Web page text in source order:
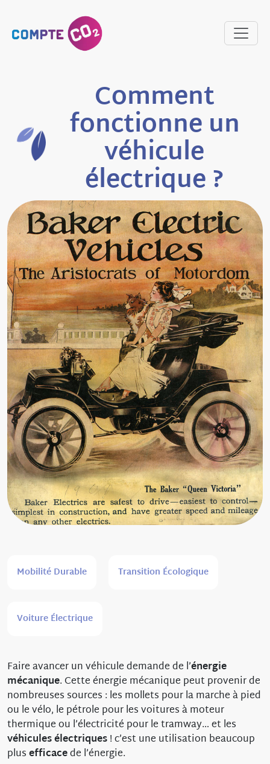
Comment
fonctionne un
véhicule
électrique ?
Mobilité Durable Transition Écologique
Voiture Électrique
Faire avancer un véhicule demande de l’énergie
mécanique. Cette énergie mécanique peut provenir de
nombreuses sources : les mollets pour la marche à pied
ou le vélo, le pétrole pour les voitures à moteur
thermique ou l’électricité pour le tramway… et les
véhicules électriques! c’est une utilisation beaucoup
plusefficacede l’énergie.